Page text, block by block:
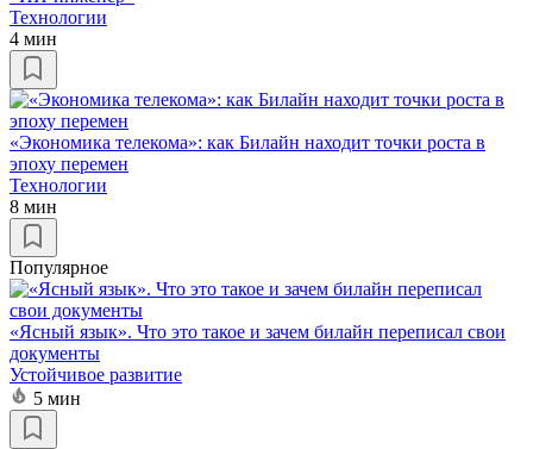
Технологии
4 мин
«Экономика телекома»: как Билайн находит точки роста в
эпоху перемен
Технологии
8 мин
Популярное
«Ясный язык». Что это такое и зачем билайн переписал свои
документы
Устойчивое развитие
5 мин